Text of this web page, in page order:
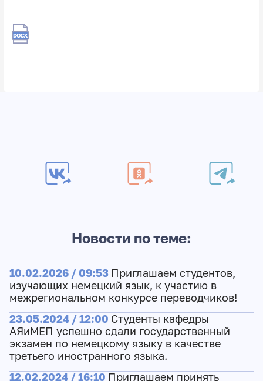
Новости по теме:
10.02.2026 / 09:53 Приглашаем студентов,
изучающих немецкий язык, к участию в
межрегиональном конкурсе переводчиков!
23.05.2024 / 12:00 Студенты кафедры
АЯиМЕП успешно сдали государственный
экзамен по немецкому языку в качестве
третьего иностранного языка.
12.02.2024 / 16:10 Приглашаем принять